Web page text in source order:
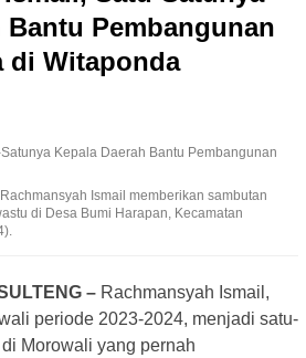
Bantu Pembangunan
di Witaponda
Ismail memberikan sambutan
di Desa Bumi Harapan, Kecamatan
– Rachmansyah Ismail,
periode 2023-2024, menjadi satu-
Morowali yang pernah